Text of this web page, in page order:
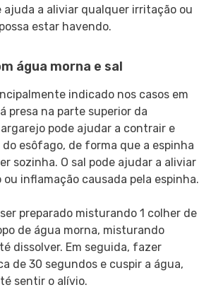
ajuda a aliviar qualquer irritação ou
estar havendo.
água morna e sal
indicado nos casos em
presa na parte superior da
pode ajudar a contrair e
esôfago, de forma que a espinha
sozinha. O sal pode ajudar a aliviar
inflamação causada pela espinha.
preparado misturando 1 colher de
de água morna, misturando
dissolver. Em seguida, fazer
de 30 segundos e cuspir a água,
sentir o alívio.